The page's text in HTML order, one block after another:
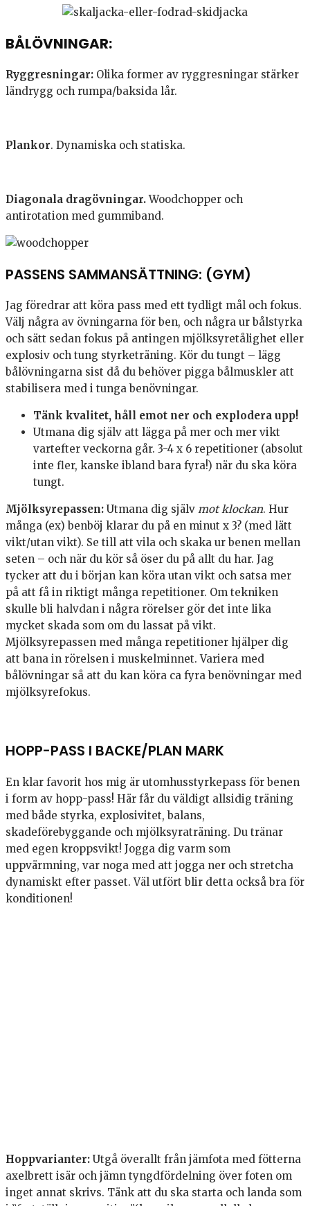
BÅLÖVNINGAR:
Ryggresningar: Olika former av ryggresningar stärker
ländrygg och rumpa/baksida lår.
Plankor. Dynamiska och statiska.
Diagonala dragövningar.Woodchopper och
antirotation med gummiband.
PASSENS SAMMANSÄTTNING: (GYM)
Jag föredrar att köra pass med ett tydligt mål och fokus.
Välj några av övningarna för ben, och några ur bålstyrka
och sätt sedan fokus på antingen mjölksyretålighet eller
explosiv och tung styrketräning. Kör du tungt – lägg
bålövningarna sist då du behöver pigga bålmuskler att
stabilisera med i tunga benövningar.
Tänk kvalitet, håll emot ner och explodera upp!
Utmana dig själv att lägga på mer och mer vikt
vartefter veckorna går. 3-4 x 6 repetitioner (absolut
inte fler, kanske ibland bara fyra!) när du ska köra
tungt.
Mjölksyrepassen: Utmana dig själv mot klockan. Hur
många (ex) benböj klarar du på en minut x 3? (med lätt
vikt/utan vikt). Se till att vila och skaka ur benen mellan
seten – och när du kör så öser du på allt du har. Jag
tycker att du i början kan köra utan vikt och satsa mer
på att få in riktigt många repetitioner. Om tekniken
skulle bli halvdan i några rörelser gör det inte lika
mycket skada som om du lassat på vikt.
Mjölksyrepassen med många repetitioner hjälper dig
att bana in rörelsen i muskelminnet. Variera med
bålövningar så att du kan köra ca fyra benövningar med
mjölksyrefokus.
HOPP-PASS I BACKE/PLAN MARK
En klar favorit hos mig är utomhusstyrkepass för benen
i form av hopp-pass! Här får du väldigt allsidig träning
med både styrka, explosivitet, balans,
skadeförebyggande och mjölksyraträning. Du tränar
med egen kroppsvikt! Jogga dig varm som
uppvärmning, var noga med att jogga ner och stretcha
dynamiskt efter passet. Väl utfört blir detta också bra för
konditionen!
Hoppvarianter: Utgå överallt från jämfota med fötterna
axelbrett isär och jämn tyngdfördelning över foten om
inget annat skrivs. Tänk att du ska starta och landa som